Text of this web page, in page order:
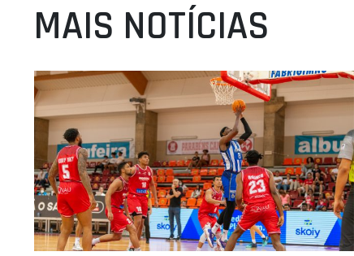
MAIS NOTÍCIAS